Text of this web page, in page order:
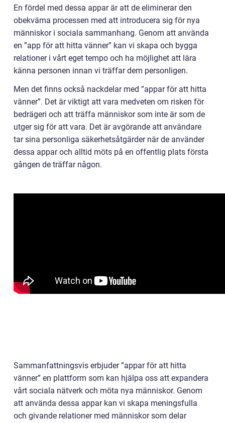
En fördel med dessa appar är att de eliminerar den
obekväma processen med att introducera sig för nya
människor i sociala sammanhang. Genom att använda
en ”app för att hitta vänner” kan vi skapa och bygga
relationer i vårt eget tempo och ha möjlighet att lära
känna personen innan vi träffar dem personligen.
Men det finns också nackdelar med ”appar för att hitta
vänner”. Det är viktigt att vara medveten om risken för
bedrägeri och att träffa människor som inte är som de
utger sig för att vara. Det är avgörande att användare
tar sina personliga säkerhetsåtgärder när de använder
dessa appar och alltid möts på en offentlig plats första
gången de träffar någon.
Sammanfattningsvis erbjuder ”appar för att hitta
vänner” en plattform som kan hjälpa oss att expandera
vårt sociala nätverk och möta nya människor. Genom
att använda dessa appar kan vi skapa meningsfulla
och givande relationer med människor som delar